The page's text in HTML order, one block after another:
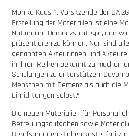
Monika Kaus, 1. Vorsitzende der
Erstellung der Materialien ist eine
Nationalen Demenzstrategie, und
präsentieren zu können. Nun sind
genannten Akteurinnen und
in ihren Reihen bekannt zu machen
Schulungen zu unterstützen. Davon
Menschen mit Demenz als auch die
Einrichtungen selbst.“
Die neuen Materialien für Personal
Betreuungsaufgaben sowie